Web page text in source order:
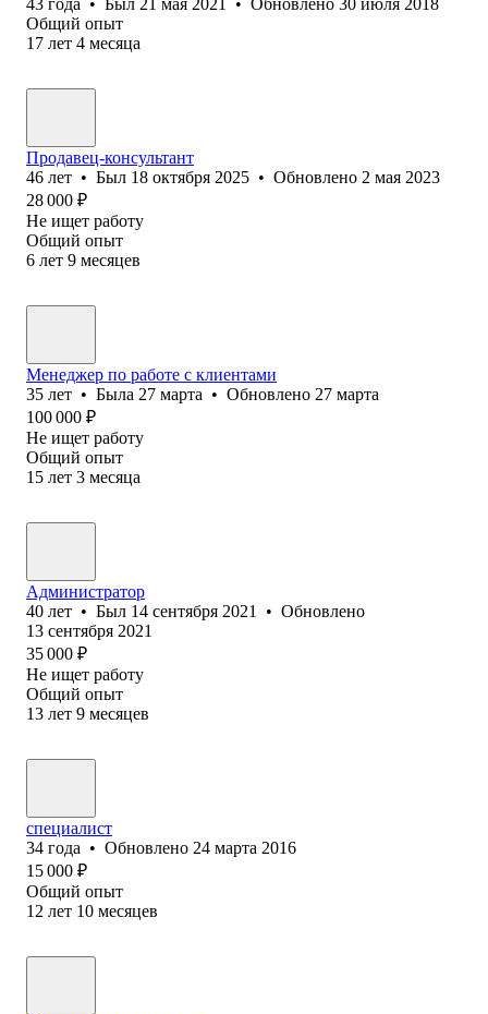
Общий опыт
17 лет 4 месяца
Продавец-консультант
46 лет • Был 18 октября 2025 • Обновлено 2 мая 2023
28 000 ₽
Не ищет работу
Общий опыт
6 лет 9 месяцев
Менеджер по работе с клиентами
35 лет • Была 27 марта • Обновлено 27 марта
100 000 ₽
Не ищет работу
Общий опыт
15 лет 3 месяца
Администратор
40 лет • Был 14 сентября 2021 • Обновлено
13 сентября 2021
35 000 ₽
Не ищет работу
Общий опыт
13 лет 9 месяцев
специалист
34 года • Обновлено 24 марта 2016
15 000 ₽
Общий опыт
12 лет 10 месяцев